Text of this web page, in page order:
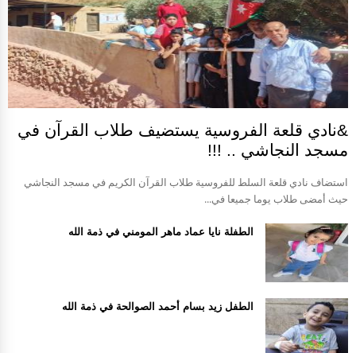
&نادي قلعة الفروسية يستضيف طلاب القرآن في
مسجد النجاشي .. !!!
استضاف نادي قلعة السلط للفروسية طلاب القرآن الكريم في مسجد النجاشي
حيث أمضى طلاب يوما جميعا في...
الطفلة نايا عماد ماهر المومني في ذمة الله
الطفل زيد بسام أحمد الصوالحة في ذمة الله